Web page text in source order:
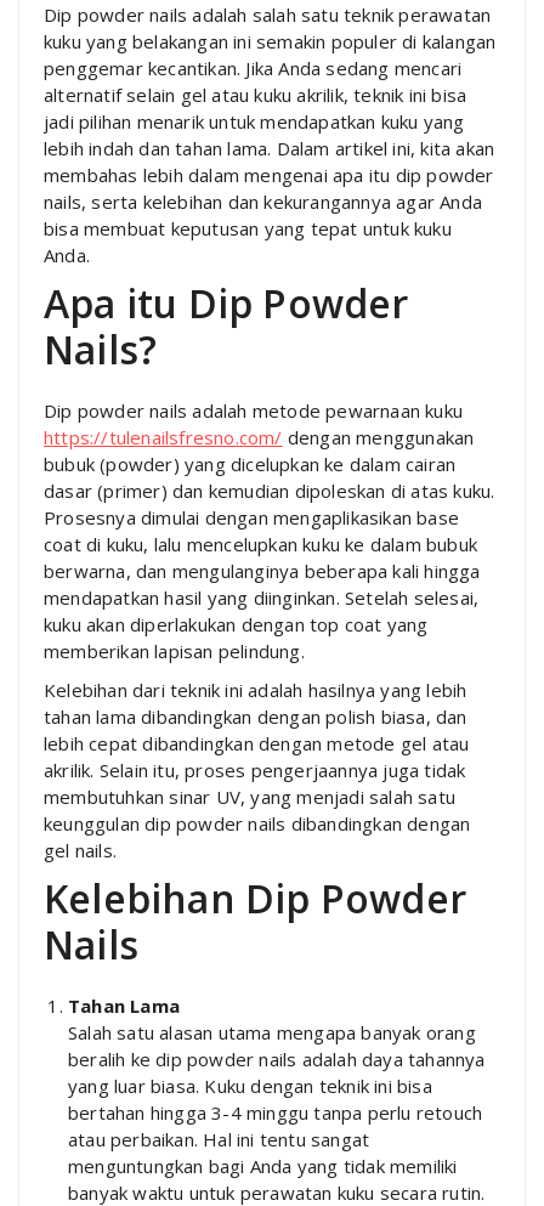
Dip powder nails adalah salah satu teknik perawatan
kuku yang belakangan ini semakin populer di kalangan
penggemar kecantikan. Jika Anda sedang mencari
alternatif selain gel atau kuku akrilik, teknik ini bisa
jadi pilihan menarik untuk mendapatkan kuku yang
lebih indah dan tahan lama. Dalam artikel ini, kita akan
membahas lebih dalam mengenai apa itu dip powder
nails, serta kelebihan dan kekurangannya agar Anda
bisa membuat keputusan yang tepat untuk kuku
Anda.
Apa itu Dip Powder
Nails?
Dip powder nails adalah metode pewarnaan kuku
https://tulenailsfresno.com/ dengan menggunakan
bubuk (powder) yang dicelupkan ke dalam cairan
dasar (primer) dan kemudian dipoleskan di atas kuku.
Prosesnya dimulai dengan mengaplikasikan base
coat di kuku, lalu mencelupkan kuku ke dalam bubuk
berwarna, dan mengulanginya beberapa kali hingga
mendapatkan hasil yang diinginkan. Setelah selesai,
kuku akan diperlakukan dengan top coat yang
memberikan lapisan pelindung.
Kelebihan dari teknik ini adalah hasilnya yang lebih
tahan lama dibandingkan dengan polish biasa, dan
lebih cepat dibandingkan dengan metode gel atau
akrilik. Selain itu, proses pengerjaannya juga tidak
membutuhkan sinar UV, yang menjadi salah satu
keunggulan dip powder nails dibandingkan dengan
gel nails.
Kelebihan Dip Powder
Nails
Tahan Lama
Salah satu alasan utama mengapa banyak orang
beralih ke dip powder nails adalah daya tahannya
yang luar biasa. Kuku dengan teknik ini bisa
bertahan hingga 3-4 minggu tanpa perlu retouch
atau perbaikan. Hal ini tentu sangat
menguntungkan bagi Anda yang tidak memiliki
banyak waktu untuk perawatan kuku secara rutin.